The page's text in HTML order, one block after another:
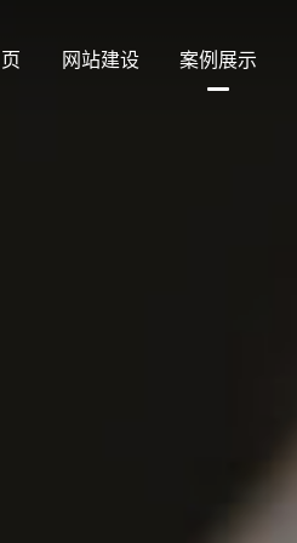
网站建设 案例展示